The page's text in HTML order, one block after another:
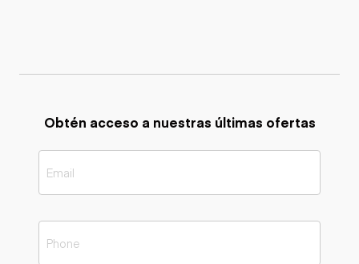
Obtén acceso a nuestras últimas ofertas